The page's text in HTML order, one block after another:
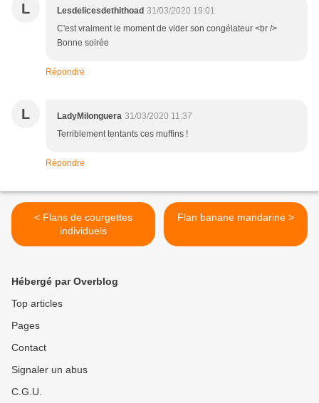
L Lesdelicesdethithoad 31/03/2020 19:01
C'est vraiment le moment de vider son congélateur <br />
Bonne soirée
Répondre
L LadyMilonguera 31/03/2020 11:37
Terriblement tentants ces muffins !
Répondre
< Flans de courgettes
individuels
Flan banane mandarine >
Hébergé par Overblog
Top articles
Pages
Contact
Signaler un abus
C.G.U.